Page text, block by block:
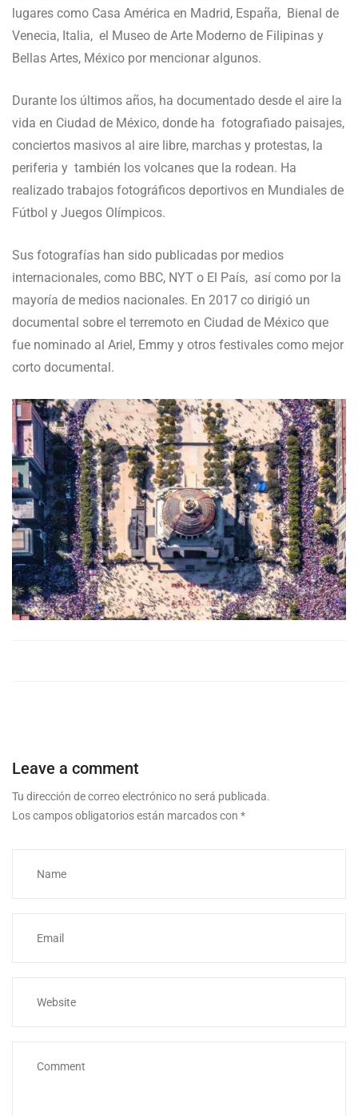
lugares como Casa América en Madrid, España, Bienal de
Venecia, Italia, el Museo de Arte Moderno de Filipinas y
Bellas Artes, México por mencionar algunos.
Durante los últimos años, ha documentado desde el aire la
vida en Ciudad de México, donde ha fotografiado paisajes,
conciertos masivos al aire libre, marchas y protestas, la
periferia y también los volcanes que la rodean. Ha
realizado trabajos fotográficos deportivos en Mundiales de
Fútbol y Juegos Olímpicos.
Sus fotografías han sido publicadas por medios
internacionales, como BBC, NYT o El País, así como por la
mayoría de medios nacionales. En 2017 co dirigió un
documental sobre el terremoto en Ciudad de México que
fue nominado al Ariel, Emmy y otros festivales como mejor
corto documental.
Leave a comment
Tu dirección de correo electrónico no será publicada.
Los campos obligatorios están marcados con *